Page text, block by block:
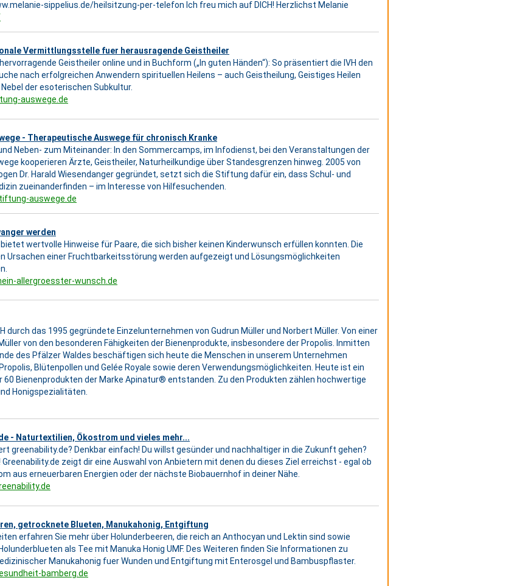
sippelius.de/heilsitzung-per-telefon Ich freu mich auf DICH! Herzlichst Melanie
Vermittlungsstelle fuer herausragende Geistheiler
Geistheiler online und in Buchform („In guten Händen“): So präsentiert die IVH den
nach erfolgreichen Anwendern spirituellen Heilens – auch Geistheilung, Geistiges Heilen
der esoterischen Subkultur.
auswege.de
- Therapeutische Auswege für chronisch Kranke
Neben- zum Miteinander: In den Sommercamps, im Infodienst, bei den Veranstaltungen der
kooperieren Ärzte, Geistheiler, Naturheilkundige über Standesgrenzen hinweg. 2005 von
Dr. Harald Wiesendanger gegründet, setzt sich die Stiftung dafür ein, dass Schul- und
zueinanderfinden – im Interesse von Hilfesuchenden.
auswege.de
werden
wertvolle Hinweise für Paare, die sich bisher keinen Kinderwunsch erfüllen konnten. Die
Ursachen einer Fruchtbarkeitsstörung werden aufgezeigt und Lösungsmöglichkeiten
allergroesster-wunsch.de
durch das 1995 gegründete Einzelunternehmen von Gudrun Müller und Norbert Müller. Von einer
von den besonderen Fähigkeiten der Bienenprodukte, insbesondere der Propolis. Inmitten
des Pfälzer Waldes beschäftigen sich heute die Menschen in unserem Unternehmen
Blütenpollen und Gelée Royale sowie deren Verwendungsmöglichkeiten. Heute ist ein
Bienenprodukten der Marke Apinatur® entstanden. Zu den Produkten zählen hochwertige
Honigspezialitäten.
- Naturtextilien, Ökostrom und vieles mehr...
greenability.de? Denkbar einfach! Du willst gesünder und nachhaltiger in die Zukunft gehen?
Greenability.de zeigt dir eine Auswahl von Anbietern mit denen du dieses Ziel erreichst - egal ob
aus erneuerbaren Energien oder der nächste Biobauernhof in deiner Nähe.
getrocknete Blueten, Manukahonig, Entgiftung
erfahren Sie mehr über Holunderbeeren, die reich an Anthocyan und Lektin sind sowie
als Tee mit Manuka Honig UMF. Des Weiteren finden Sie Informationen zu
Manukahonig fuer Wunden und Entgiftung mit Enterosgel und Bambuspflaster.
bamberg.de